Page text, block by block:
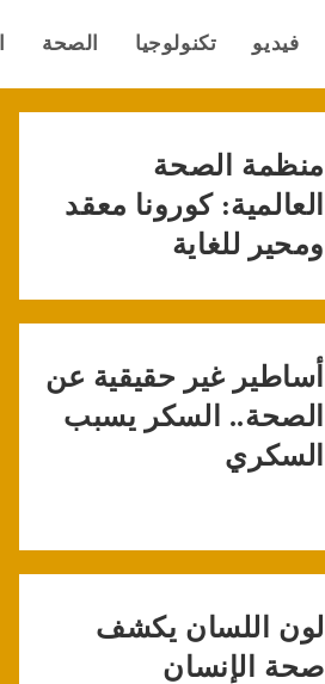
فيديو تكنولوجيا الصحة
منظمة الصحة
العالمية: كورونا معقد
ومحير للغاية
أساطير غير حقيقية عن
الصحة.. السكر يسبب
السكري
لون اللسان يكشف
صحة الإنسان